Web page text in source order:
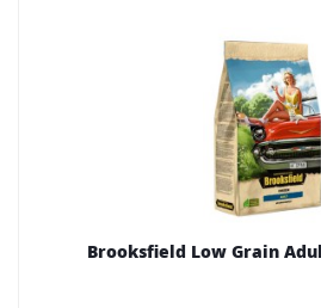
Brooksfield Low Grain